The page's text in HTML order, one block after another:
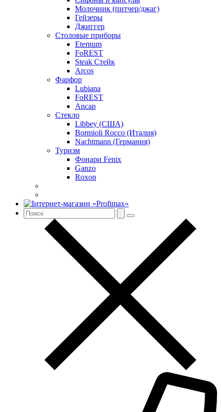
Молочник (питчер/джаг)
Гейзеры
Джиггер
Столовые приборы
Eternum
FoREST
Steak Стейк
Arcos
Фарфор
Lubiana
FoREST
Ancap
Стекло
Libbey (США)
Bormioli Rocco (Италия)
Nachtmann (Германия)
Туризм
Фонари Fenix
Ganzo
Roxon